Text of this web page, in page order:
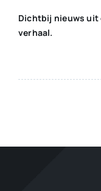
Dichtbij nieuws uit
verhaal.